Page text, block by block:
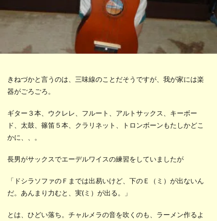
きねづかと言うのは、三味線のことだそうですが、我が家には楽
器がごろごろ。
ギター３本、ウクレレ、フルート、アルトサックス、キーボー
ド、太鼓、篠笛５本、クラリネット、トロンボーンもたしかどこ
かに、、。
長男がサックスでエーデルワイスの練習をしていましたが
「ドシラソファのＦまでは出易いけど、下のＥ（ミ）が出ないん
だ。あんまり力むと、実(ミ）が出る。」
とは、ひどい落ち。チャルメラの音を吹くのも、ラーメン作るよ